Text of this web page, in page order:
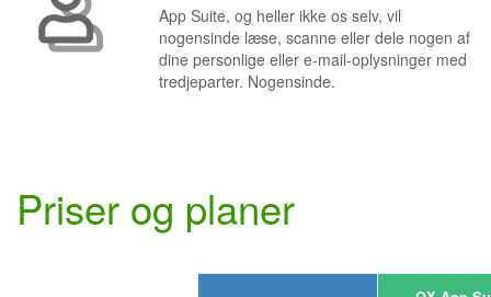
App Suite, og heller ikke os selv, vil
nogensinde læse, scanne eller dele nogen af
dine personlige eller e-mail-oplysninger med
tredjeparter. Nogensinde.
Priser og planer